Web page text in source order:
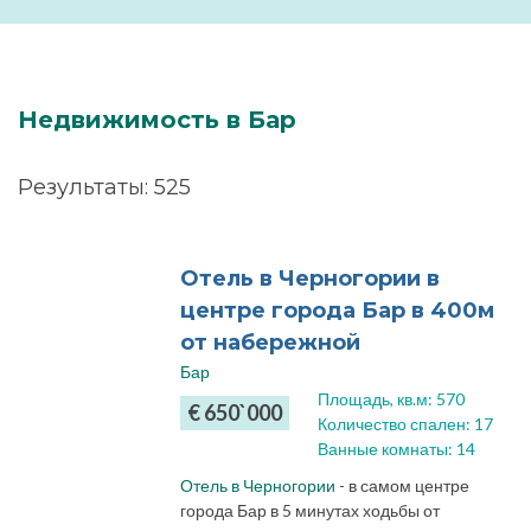
Недвижимость в Бар
Результаты: 525
Отель в Черногории в
центре города Бар в 400м
от набережной
Бар
€ 650`000
Площадь, кв.м: 570
Количество спален: 17
Ванные комнаты: 14
Отель в Черногории - в самом центре
города Бар в 5 минутах ходьбы от